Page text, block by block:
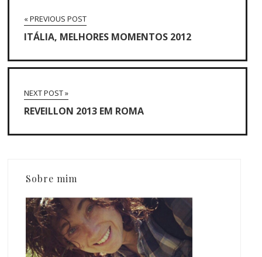
« PREVIOUS POST
ITÁLIA, MELHORES MOMENTOS 2012
NEXT POST »
REVEILLON 2013 EM ROMA
Sobre mim